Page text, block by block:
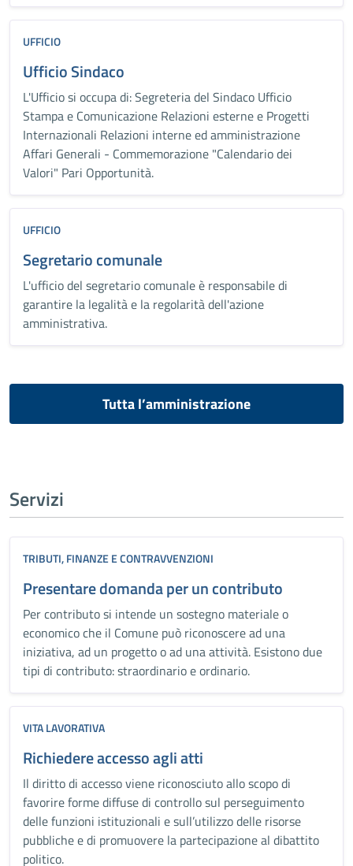
UFFICIO
Ufficio Sindaco
L'Ufficio si occupa di: Segreteria del Sindaco Ufficio
Stampa e Comunicazione Relazioni esterne e Progetti
Internazionali Relazioni interne ed amministrazione
Affari Generali - Commemorazione "Calendario dei
Valori" Pari Opportunità.
UFFICIO
Segretario comunale
L'ufficio del segretario comunale è responsabile di
garantire la legalità e la regolarità dell'azione
amministrativa.
Tutta l’amministrazione
Servizi
TRIBUTI, FINANZE E CONTRAVVENZIONI
Presentare domanda per un contributo
Per contributo si intende un sostegno materiale o
economico che il Comune può riconoscere ad una
iniziativa, ad un progetto o ad una attività. Esistono due
tipi di contributo: straordinario e ordinario.
VITA LAVORATIVA
Richiedere accesso agli atti
Il diritto di accesso viene riconosciuto allo scopo di
favorire forme diffuse di controllo sul perseguimento
delle funzioni istituzionali e sull’utilizzo delle risorse
pubbliche e di promuovere la partecipazione al dibattito
politico.